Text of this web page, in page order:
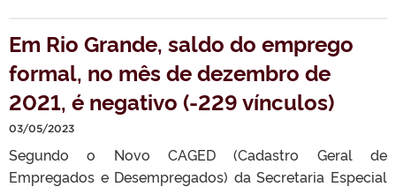
Em Rio Grande, saldo do emprego
formal, no mês de dezembro de
2021, é negativo (-229 vínculos)
03/05/2023
Segundo o Novo CAGED (Cadastro Geral de
Empregados e Desempregados) da Secretaria Especial